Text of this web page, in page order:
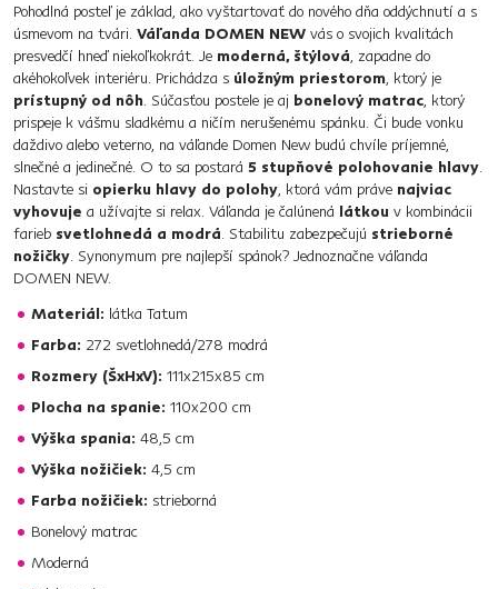
Pohodlná posteľ je základ, ako vyštartovať do nového dňa oddýchnutí a s
úsmevom na tvári. Váľanda DOMEN NEW vás o svojich kvalitách
presvedčí hneď niekoľkokrát. Je moderná, štýlová, zapadne do
akéhokoľvek interiéru. Prichádza s úložným priestorom, ktorý je
prístupný od nôh. Súčasťou postele je aj bonelový matrac, ktorý
prispeje k vášmu sladkému a ničím nerušenému spánku. Či bude vonku
daždivo alebo veterno, na váľande Domen New budú chvíle príjemné,
slnečné a jedinečné. O to sa postará 5 stupňové polohovanie hlavy.
Nastavte si opierku hlavy do polohy, ktorá vám práve najviac
vyhovuje a užívajte si relax. Váľanda je čalúnená látkou v kombinácii
farieb svetlohnedá a modrá. Stabilitu zabezpečujú strieborné
nožičky. Synonymum pre najlepší spánok? Jednoznačne váľanda
DOMEN NEW.
Materiál: látka Tatum
Farba: 272 svetlohnedá/278 modrá
Rozmery (ŠxHxV): 111x215x85 cm
Plocha na spanie: 110x200 cm
Výška spania: 48,5 cm
Výška nožičiek: 4,5 cm
Farba nožičiek: strieborná
Bonelový matrac
Moderná